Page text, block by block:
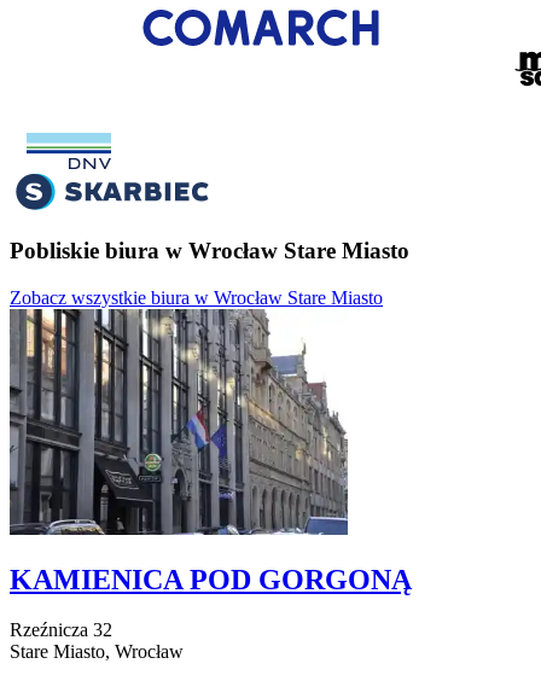
Pobliskie biura w Wrocław Stare Miasto
Zobacz wszystkie biura w Wrocław Stare Miasto
KAMIENICA POD GORGONĄ
Rzeźnicza 32
Stare Miasto, Wrocław